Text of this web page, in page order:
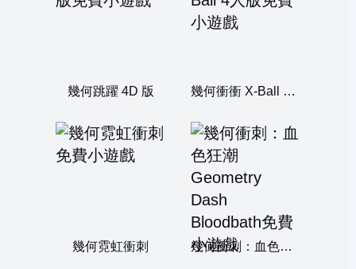
幾何跳躍 4D 版 幾何衝衝 X-Ball 4人版
幾何霓虹衝刺 幾何衝刺：血色狂潮 Geometry Dash Bloodbath